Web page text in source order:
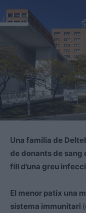
Una família de
de donants de sang
fill d’una greu
El menor patix una
sistema immunitari